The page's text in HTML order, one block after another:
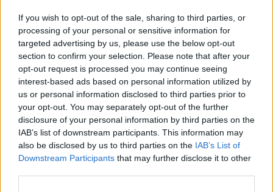
If you wish to opt-out of the sale, sharing to third parties, or
processing of your personal or sensitive information for
targeted advertising by us, please use the below opt-out
section to confirm your selection. Please note that after your
opt-out request is processed you may continue seeing
interest-based ads based on personal information utilized by
us or personal information disclosed to third parties prior to
your opt-out. You may separately opt-out of the further
disclosure of your personal information by third parties on the
IAB’s list of downstream participants. This information may
also be disclosed by us to third parties on the IAB’s List of
Downstream Participants that may further disclose it to other